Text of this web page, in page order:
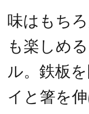
味はもち
も楽しめ
ル。鉄板
イと箸を